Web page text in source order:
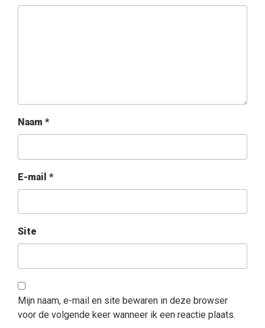
Naam *
E-mail *
Site
Mijn naam, e-mail en site bewaren in deze browser
voor de volgende keer wanneer ik een reactie plaats.